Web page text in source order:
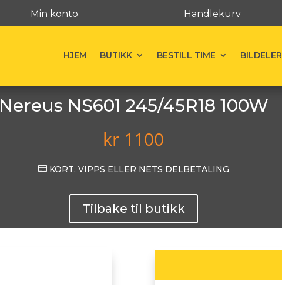
Min konto Handlekurv
HJEM BUTIKK BESTILL TIME BILDELER
Nereus NS601 245/45R18 100W
kr 1100
KORT, VIPPS ELLER NETS DELBETALING
Tilbake til butikk